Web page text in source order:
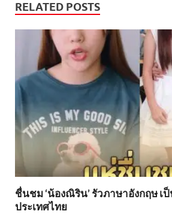
RELATED POSTS
ชื่นชม ‘น้องณิริน’ รัวภาษาอังกฤษ เ
ประเทศไทย